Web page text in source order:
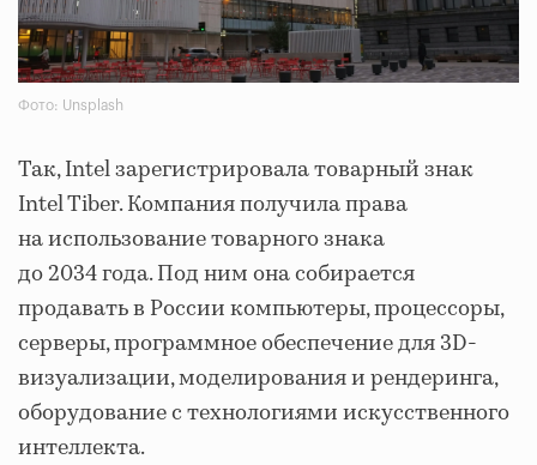
Фото: Unsplash
Так, Intel зарегистрировала товарный знак
Intel Tiber. Компания получила права
на использование товарного знака
до 2034 года. Под ним она собирается
продавать в России компьютеры, процессоры,
серверы, программное обеспечение для 3D-
визуализации, моделирования и рендеринга,
оборудование с технологиями искусственного
интеллекта.